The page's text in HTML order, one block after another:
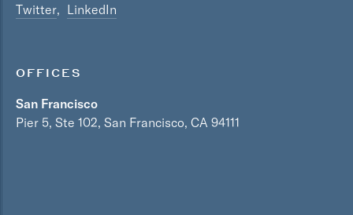
Twitter
LinkedIn
OFFICES
San Francisco
Pier 5, Ste 102, San Francisco, CA 94111